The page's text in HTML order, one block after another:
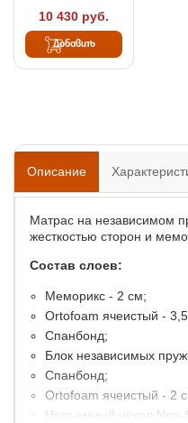
10 430 руб.
Добавить
Описание
Матрас на независимом
жесткостью сторон и
Состав слоев:
Меморикс - 2 см;
Ortofoam ячеистый -
Спанбонд;
Блок независимых
Спанбонд;
Ortofoam ячеистый - 2
Несъемный чехол Non-